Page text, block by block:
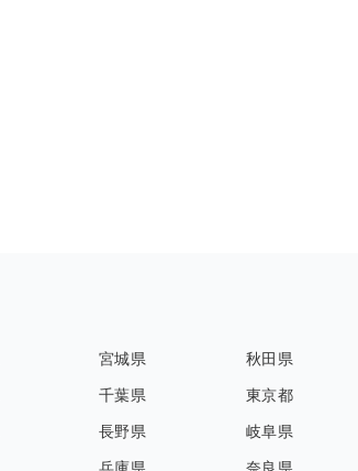
宮城県 秋田県
千葉県 東京都
長野県 岐阜県